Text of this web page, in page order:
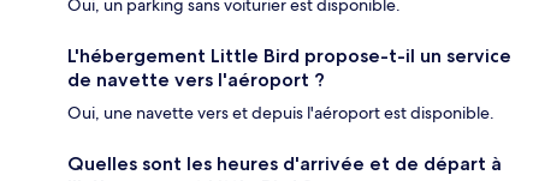
Oui, un parking sans voiturier est disponible.
L'hébergement Little Bird propose-t-il un service
de navette vers l'aéroport ?
Oui, une navette vers et depuis l'aéroport est disponible.
Quelles sont les heures d'arrivée et de départ à